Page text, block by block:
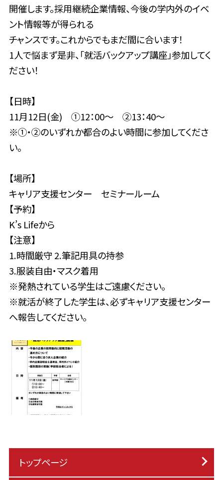
開催します。採用継続企業情報、今後の学内外のイベ
ント情報等が得られる
チャンスです。これからでもまだ間に合います！
1人で悩まず是非、「就活バックアップ講座」参加してく
ださい！
【日時】
11月12日(金) ①12：00～ ②13：40～
※①・②のいずれか都合のよい時間に参加してくださ
い。
【場所】
キャリア支援センター セミナールーム
【予約】
K’s Lifeから
【注意】
1.時間厳守 2.筆記用具の持参
3.服装自由・マスク着用
※発熱されている学生はご遠慮ください。
※就活が終了した学生は、必ずキャリア支援センター
へ報告してください。
トップページ